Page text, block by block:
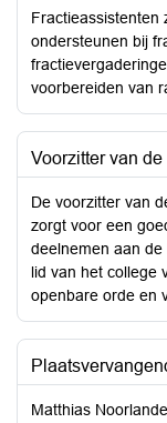
Fractieassistenten
ondersteunen bij
voorbereiden van
Voorzitter van de
De voorzitter van
zorgt voor een
deelnemen aan
lid van het college
openbare orde en
Matthias